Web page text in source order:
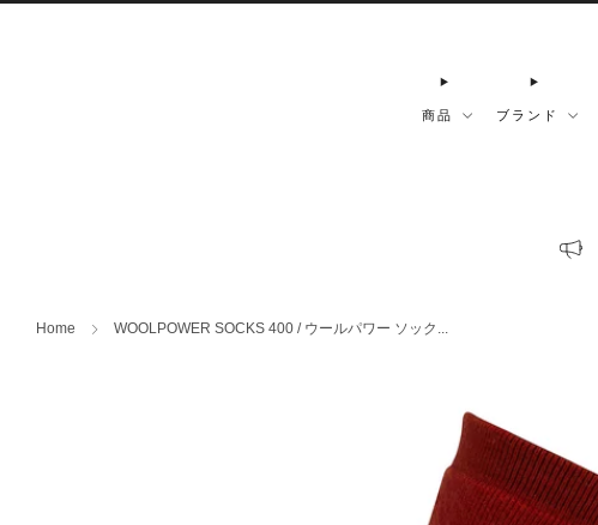
商品 ブランド
Home WOOLPOWER SOCKS 400 / ウールパワー ソック...